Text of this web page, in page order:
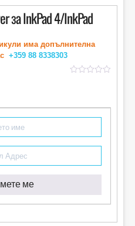
за InkPad 4/InkPad
има допълнителна
+359 88 8338303
ме